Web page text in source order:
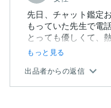
先日、チャット鑑定
もっていた先生で電
とっても優しくて、
もっと見る
出品者からの返信